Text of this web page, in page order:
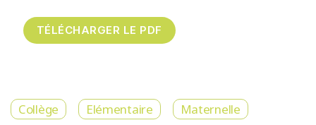
Collège Elémentaire
Maternelle